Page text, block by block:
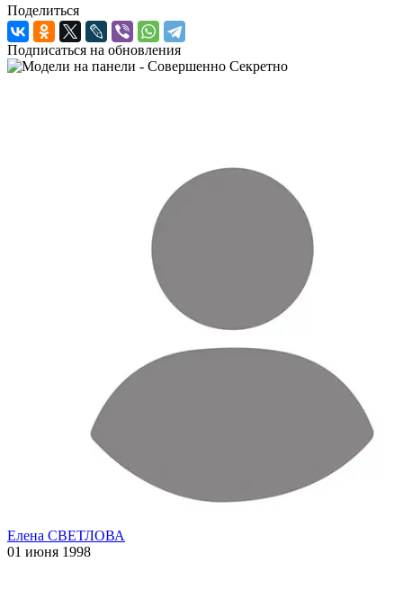
Поделиться
Подписаться на обновления
Елена СВЕТЛОВА
01 июня 1998